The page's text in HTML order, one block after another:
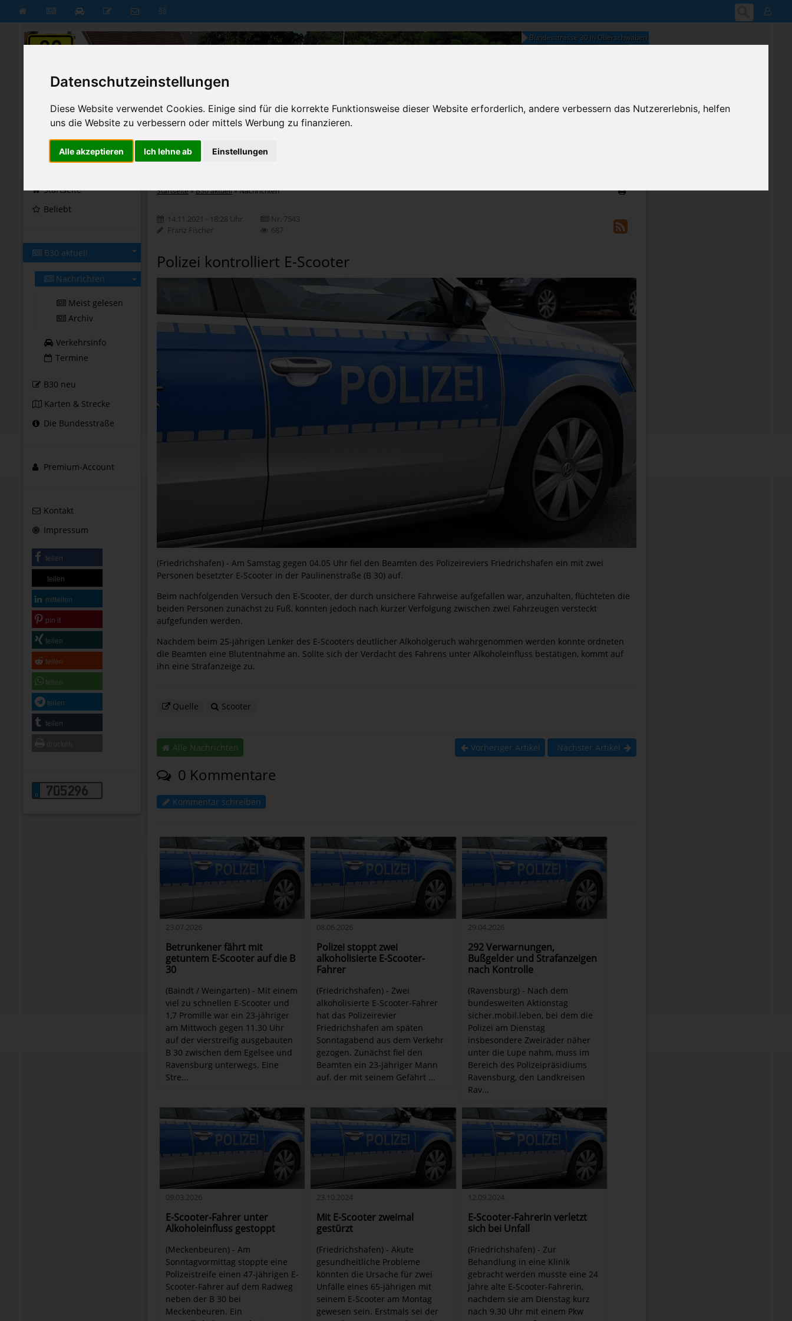
Datenschutzeinstellungen
Diese Website verwendet Cookies. Einige sind für die korrekte Funktionsweise dieser Website erforderlich, andere verbessern das Nutzererlebnis, helfen
uns die Website zu verbessern oder mittels Werbung zu finanzieren.
Alle akzeptieren Ich lehne ab Einstellungen
§§
Bundesstrasse 30 in Oberschwaben
B30 aktuell B30 neu
Startseite
Beliebt
B30 aktuell
Nachrichten
Meist gelesen
Archiv
Verkehrsinfo
Termine
B30 neu
Karten & Strecke
Die Bundesstraße
Premium-Account
Kontakt
Impressum
teilen
teilen
mitteilen
pin it
teilen
teilen
teilen
teilen
teilen
705296
Startseite»B30 aktuell»Nachrichten
14.11.2021 - 18:28 Uhr
Franz Fischer
Nr. 7543
687
Polizei kontrolliert E-Scooter
(Friedrichshafen) - Am Samstag gegen 04.05 Uhr fiel den Beamten des Polizeireviers Friedrichshafen ein mit zwei
Personen besetzter E-Scooter in der Paulinenstraße (B 30) auf.
Beim nachfolgenden Versuch den E-Scooter, der durch unsichere Fahrweise aufgefallen war, anzuhalten, flüchteten die
beiden Personen zunächst zu Fuß, konnten jedoch nach kurzer Verfolgung zwischen zwei Fahrzeugen versteckt
aufgefunden werden.
Nachdem beim 25-jährigen Lenker des E-Scooters deutlicher Alkoholgeruch wahrgenommen werden konnte ordneten
die Beamten eine Blutentnahme an. Sollte sich der Verdacht des Fahrens unter Alkoholeinfluss bestätigen, kommt auf
ihn eine Strafanzeige zu.
Quelle Scooter
Alle Nachrichten Vorheriger Artikel Nächster Artikel
0 Kommentare
Kommentar schreiben
23.07.2026
Betrunkener fährt mit
getuntem E-Scooter auf die B
30
(Baindt / Weingarten) - Mit einem
viel zu schnellen E-Scooter und
1,7 Promille war ein 23-jähriger
am Mittwoch gegen 11.30 Uhr
auf der vierstreifig ausgebauten
B 30 zwischen dem Egelsee und
Ravensburg unterwegs. Eine
Stre...
08.06.2026
Polizei stoppt zwei
alkoholisierte E-Scooter-
Fahrer
(Friedrichshafen) - Zwei
alkoholisierte E-Scooter-Fahrer
hat das Polizeirevier
Friedrichshafen am späten
Sonntagabend aus dem Verkehr
gezogen. Zunächst fiel den
Beamten ein 23-jähriger Mann
auf, der mit seinem Gefährt ...
29.04.2026
292 Verwarnungen,
Bußgelder und Strafanzeigen
nach Kontrolle
(Ravensburg) - Nach dem
bundesweiten Aktionstag
sicher.mobil.leben, bei dem die
Polizei am Dienstag
insbesondere Zweiräder näher
unter die Lupe nahm, muss im
Bereich des Polizeipräsidiums
Ravensburg, den Landkreisen
Rav...
09.03.2026
E-Scooter-Fahrer unter
Alkoholeinfluss gestoppt
(Meckenbeuren) - Am
Sonntagvormittag stoppte eine
Polizeistreife einen 47-jährigen E-
Scooter-Fahrer auf dem Radweg
neben der B 30 bei
Meckenbeuren. Ein
23.10.2024
Mit E-Scooter zweimal
gestürzt
(Friedrichshafen) - Akute
gesundheitliche Probleme
könnten die Ursache für zwei
Unfälle eines 65-jährigen mit
seinem E-Scooter am Montag
gewesen sein. Erstmals sei der
12.09.2024
E-Scooter-Fahrerin verletzt
sich bei Unfall
(Friedrichshafen) - Zur
Behandlung in eine Klinik
gebracht werden musste eine 24
Jahre alte E-Scooter-Fahrerin,
nachdem sie am Dienstag kurz
nach 9.30 Uhr mit einem Pkw